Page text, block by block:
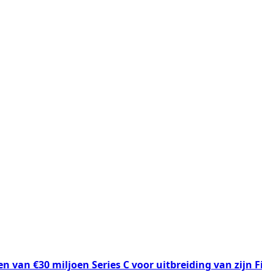
€30 miljoen Series C voor uitbreiding van zijn